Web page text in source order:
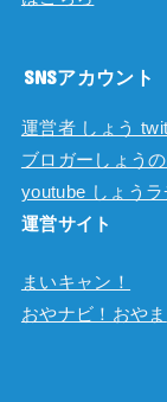
SNSアカウント
運営者 しょう
ブロガーしょう
youtube しょう
運営サイト
まいキャン！
おやナビ！おやま